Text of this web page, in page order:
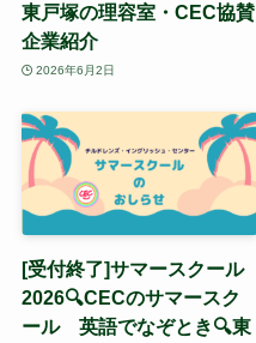
東戸塚の理容室・CEC協賛
企業紹介
2026年6月2日
[受付終了]サマースクール
2026🔍CECのサマースク
ール 英語でなぞとき🔍東